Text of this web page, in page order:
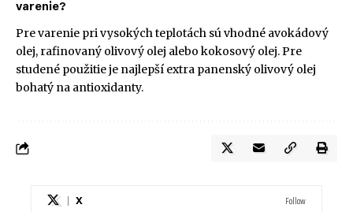
varenie?
Pre varenie pri vysokých teplotách sú vhodné avokádový
olej, rafinovaný olivový olej alebo kokosový olej. Pre
studené použitie je najlepší extra panenský olivový olej
bohatý na antioxidanty.
X Follow